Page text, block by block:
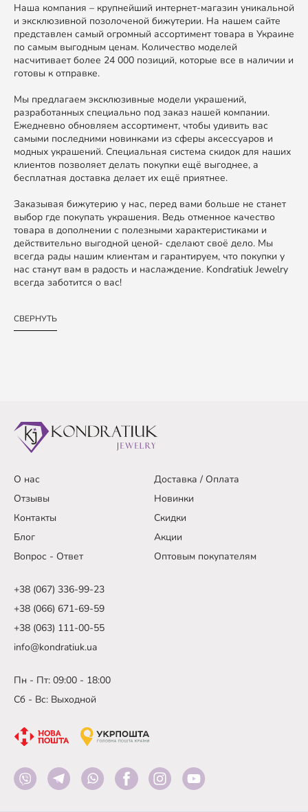
Наша компания – крупнейший интернет-магазин уникальной
и эксклюзивной позолоченой бижутерии. На нашем сайте
представлен самый огромный ассортимент товара в Украине
по самым выгодным ценам. Количество моделей
насчитивает более 24 000 позиций, которые все в наличии и
готовы к отправке.
Мы предлагаем эксклюзивные модели украшений,
разработанных специально под заказ нашей компании.
Ежедневно обновляем ассортимент, чтобы удивить вас
самыми последними новинками из сферы аксессуаров и
модных украшений. Специальная система скидок для наших
клиентов позволяет делать покупки ещё выгоднее, а
бесплатная доставка делает их ещё приятнее.
Заказывая бижутерию у нас, перед вами больше не станет
выбор где покупать украшения. Ведь отменное качество
товара в дополнении с полезными характеристиками и
действительно выгодной ценой- сделают своё дело. Мы
всегда рады нашим клиентам и гарантируем, что покупки у
нас станут вам в радость и наслаждение. Kondratiuk Jewelry
всегда заботится о вас!
СВЕРНУТЬ
О нас
Доставка / Оплата
Отзывы
Новинки
Контакты
Скидки
Блог
Акции
Вопрос - Ответ
Оптовым покупателям
+38 (067) 336-99-23
+38 (066) 671-69-59
+38 (063) 111-00-55
info@kondratiuk.ua
Пн - Пт: 09:00 - 18:00
Сб - Вс: Выходной